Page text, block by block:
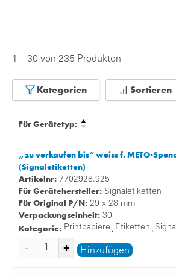
1 – 30 von 235 Produkten
Kategorien Sortieren
Für Gerätetyp:
„zu verkaufen bis“ weiss f. METO-
(Signaletiketten)
Artikelnr: 7702928.925
Für Gerätehersteller: Signaletiketten
Für Original P/N: 29 x 28 mm
Verpackungseinheit: 30
Kategorie: Printpapiere , Etiketten ,
Hinzufügen